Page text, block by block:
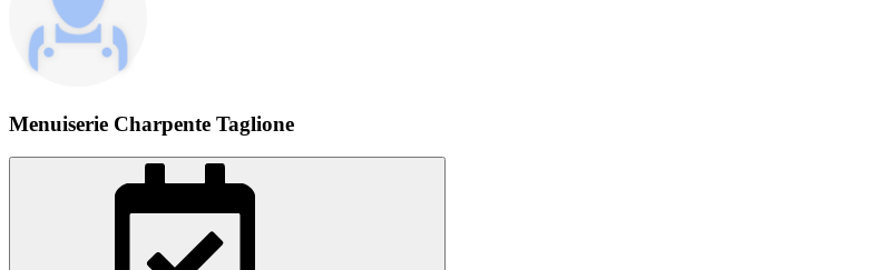
Menuiserie Charpente Taglione